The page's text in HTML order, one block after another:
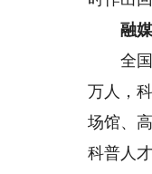
融媒
全国科
万人，
场馆、
科普人